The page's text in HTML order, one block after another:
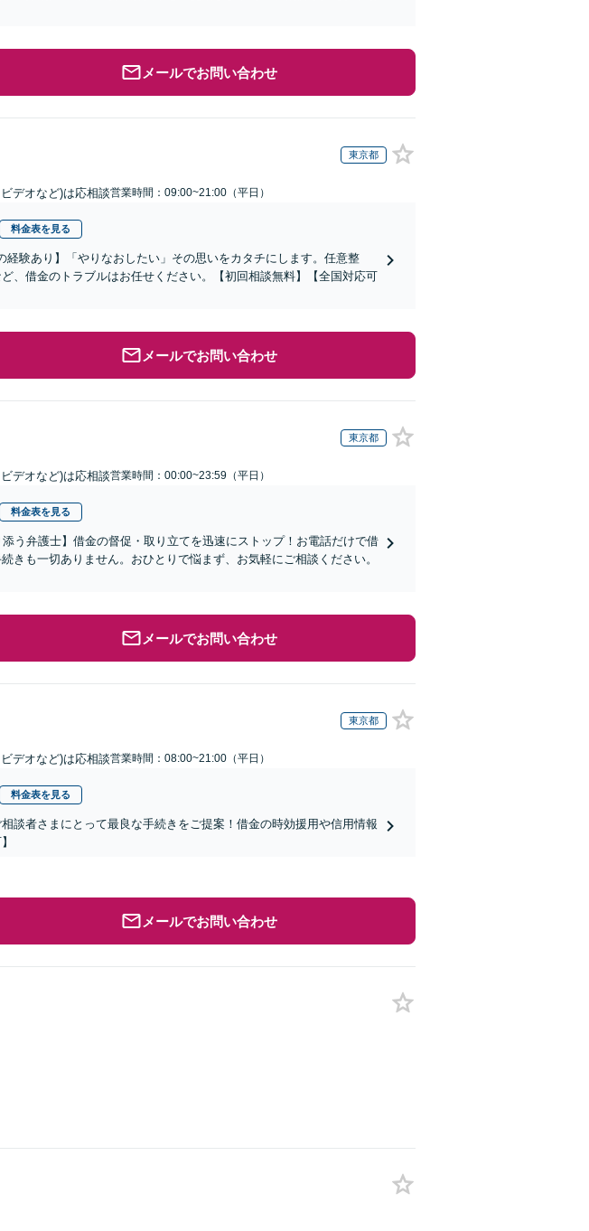
メールでお問い合わせ
東京都
デオなど)は応相談営業時間：09:00~21:00（平日）
料金表を見る
経験あり】「やりなおしたい」その思いをカタチにします。任意整
、借金のトラブルはお任せください。【初回相談無料】【全国対応可
メールでお問い合わせ
東京都
デオなど)は応相談営業時間：00:00~23:59（平日）
料金表を見る
う弁護士】借金の督促・取り立てを迅速にストップ！お電話だけで借
きも一切ありません。おひとりで悩まず、お気軽にご相談ください。
メールでお問い合わせ
東京都
デオなど)は応相談営業時間：08:00~21:00（平日）
料金表を見る
談者さまにとって最良な手続きをご提案！借金の時効援用や信用情報
メールでお問い合わせ